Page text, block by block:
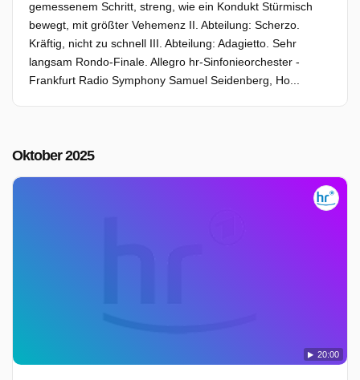
gemessenem Schritt, streng, wie ein Kondukt Stürmisch
bewegt, mit größter Vehemenz II. Abteilung: Scherzo.
Kräftig, nicht zu schnell III. Abteilung: Adagietto. Sehr
langsam Rondo-Finale. Allegro hr-Sinfonieorchester -
Frankfurt Radio Symphony Samuel Seidenberg, Ho...
Oktober 2025
20:00